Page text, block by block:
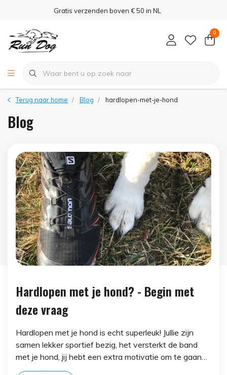
Gratis verzenden boven € 50 in NL
0
Terug naar home Blog hardlopen-met-je-hond
Blog
Hardlopen met je hond? - Begin met
deze vraag
Hardlopen met je hond is echt superleuk! Jullie zijn
samen lekker sportief bezig, het versterkt de band
met je hond, jij hebt een extra motivatie om te gaan
trainen en de meeste honden vinden het fantastisch